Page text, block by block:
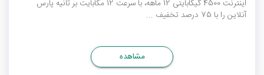
اینترنت 4500 گیگابایتی 12 ماهه، با سرعت 12 مگابایت بر ثانیه پارس
آنلاین را با 75 درصد تخفیف ...
مشاهده